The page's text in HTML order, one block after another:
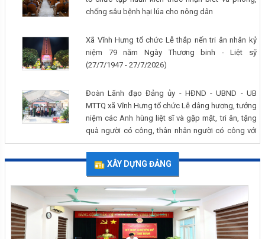
chống sâu bệnh hại lúa cho nông dân
Xã Vĩnh Hưng tổ chức Lễ thắp nến tri ân nhân kỷ
niệm 79 năm Ngày Thương binh - Liệt sỹ
(27/7/1947 - 27/7/2026)
Đoàn Lãnh đạo Đảng ủy - HĐND - UBND - UB
MTTQ xã Vĩnh Hưng tổ chức Lễ dâng hương, tưởng
niệm các Anh hùng liệt sĩ và gặp mặt, tri ân, tặng
quà người có công, thân nhân người có công với
cách mạng trên địa bàn xã nhân kỷ niệm 79 năm
Ngày Thương binh - Liệt sĩ (27/7/1947 - 27/7/2026)
XÂY DỰNG ĐẢNG